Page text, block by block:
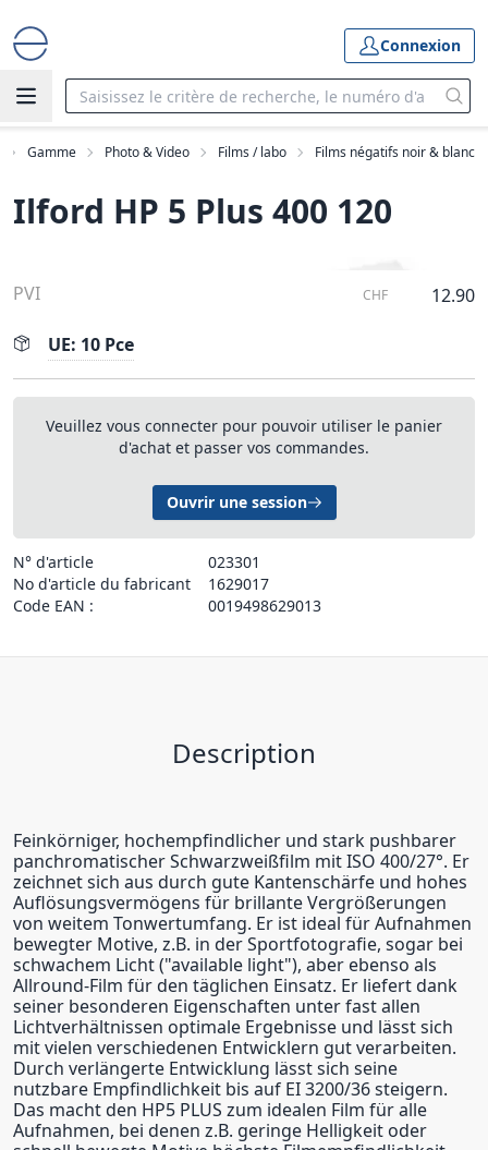
Connexion
Gamme Photo & Video Films / labo Films négatifs noir & blanc
Ilford HP 5 Plus 400 120
PVI CHF 12.90
UE: 10 Pce
Veuillez vous connecter pour pouvoir utiliser le panier
d'achat et passer vos commandes.
Ouvrir une session
N° d'article
023301
No d'article du fabricant
1629017
Code EAN :
0019498629013
Description
Feinkörniger, hochempfindlicher und stark pushbarer
panchromatischer Schwarzweißfilm mit ISO 400/27°. Er
zeichnet sich aus durch gute Kantenschärfe und hohes
Auflösungsvermögens für brillante Vergrößerungen
von weitem Tonwertumfang. Er ist ideal für Aufnahmen
bewegter Motive, z.B. in der Sportfotografie, sogar bei
schwachem Licht ("available light"), aber ebenso als
Allround-Film für den täglichen Einsatz. Er liefert dank
seiner besonderen Eigenschaften unter fast allen
Lichtverhältnissen optimale Ergebnisse und lässt sich
mit vielen verschiedenen Entwicklern gut verarbeiten.
Durch verlängerte Entwicklung lässt sich seine
nutzbare Empfindlichkeit bis auf EI 3200/36 steigern.
Das macht den HP5 PLUS zum idealen Film für alle
Aufnahmen, bei denen z.B. geringe Helligkeit oder